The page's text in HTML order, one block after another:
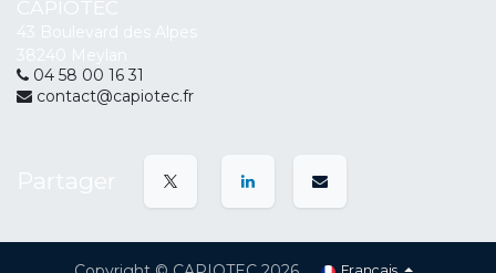
04 58 00 16 31
contact@capiotec.fr